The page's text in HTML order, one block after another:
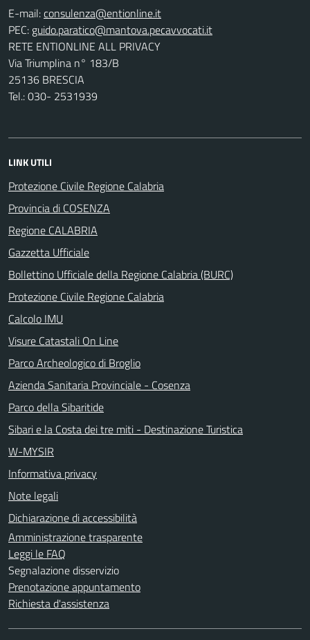
E-mail:
PEC:
RETE ENTIONLINE ALL PRIVACY
Via Triumplina n° 183/B
25136 BRESCIA
Tel.: 030- 2531939
LINK UTILI
Protezione Civile Regione Calabria
Provincia di COSENZA
Regione CALABRIA
Gazzetta Ufficiale
Bollettino Ufficiale della Regione Calabria (BURC)
Protezione Civile Regione Calabria
Calcolo IMU
Visure Catastali On Line
Parco Archeologico di Broglio
Azienda Sanitaria Provinciale - Cosenza
Parco della Sibaritide
Sibari e la Costa dei tre miti - Destinazione Turistica
W-MYSIR
Informativa privacy
Note legali
Dichiarazione di accessibilità
Amministrazione trasparente
Leggi le FAQ
Segnalazione disservizio
Prenotazione appuntamento
Richiesta d'assistenza